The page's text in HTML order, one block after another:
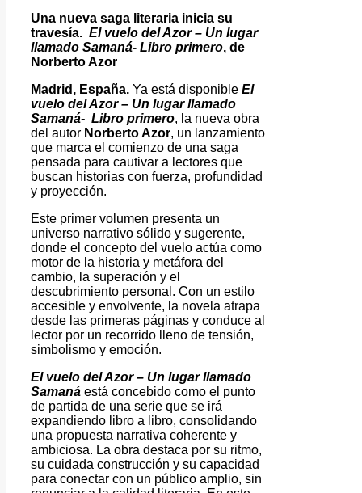
Una nueva saga literaria inicia su
travesía. El vuelo del Azor – Un lugar
llamado Samaná- Libro primero, de
Norberto Azor
Madrid, España. Ya está disponible El
vuelo del Azor – Un lugar llamado
Samaná- Libro primero, la nueva obra
del autor Norberto Azor, un lanzamiento
que marca el comienzo de una saga
pensada para cautivar a lectores que
buscan historias con fuerza, profundidad
y proyección.
Este primer volumen presenta un
universo narrativo sólido y sugerente,
donde el concepto del vuelo actúa como
motor de la historia y metáfora del
cambio, la superación y el
descubrimiento personal. Con un estilo
accesible y envolvente, la novela atrapa
desde las primeras páginas y conduce al
lector por un recorrido lleno de tensión,
simbolismo y emoción.
El vuelo del Azor – Un lugar llamado
Samaná está concebido como el punto
de partida de una serie que se irá
expandiendo libro a libro, consolidando
una propuesta narrativa coherente y
ambiciosa. La obra destaca por su ritmo,
su cuidada construcción y su capacidad
para conectar con un público amplio, sin